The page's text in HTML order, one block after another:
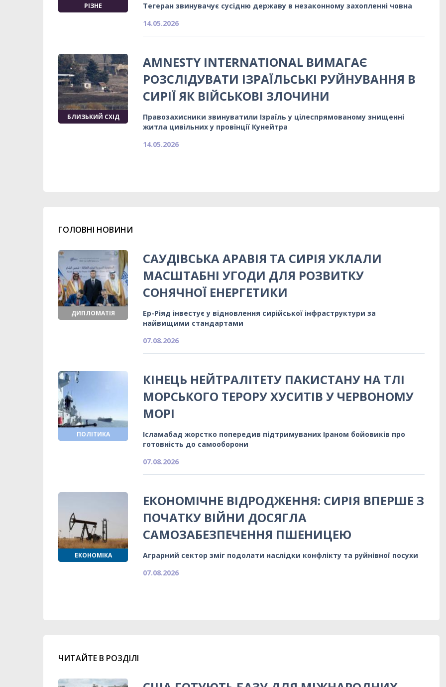
РІЗНЕ
Тегеран звинувачує сусідню державу в незаконному захопленні човна
14.05.2026
БЛИЗЬКИЙ СХІД
AMNESTY INTERNATIONAL ВИМАГАЄ
РОЗСЛІДУВАТИ ІЗРАЇЛЬСЬКІ РУЙНУВАННЯ В
СИРІЇ ЯК ВІЙСЬКОВІ ЗЛОЧИНИ
Правозахисники звинуватили Ізраїль у цілеспрямованому знищенні
житла цивільних у провінції Кунейтра
14.05.2026
ГОЛОВНІ НОВИНИ
ДИПЛОМАТІЯ
САУДІВСЬКА АРАВІЯ ТА СИРІЯ УКЛАЛИ
МАСШТАБНІ УГОДИ ДЛЯ РОЗВИТКУ
СОНЯЧНОЇ ЕНЕРГЕТИКИ
Ер-Ріяд інвестує у відновлення сирійської інфраструктури за
найвищими стандартами
07.08.2026
ПОЛІТИКА
КІНЕЦЬ НЕЙТРАЛІТЕТУ ПАКИСТАНУ НА ТЛІ
МОРСЬКОГО ТЕРОРУ ХУСИТІВ У ЧЕРВОНОМУ
МОРІ
Ісламабад жорстко попередив підтримуваних Іраном бойовиків про
готовність до самооборони
07.08.2026
ЕКОНОМІКА
ЕКОНОМІЧНЕ ВІДРОДЖЕННЯ: СИРІЯ ВПЕРШЕ З
ПОЧАТКУ ВІЙНИ ДОСЯГЛА
САМОЗАБЕЗПЕЧЕННЯ ПШЕНИЦЕЮ
Аграрний сектор зміг подолати наслідки конфлікту та руйнівної посухи
07.08.2026
ЧИТАЙТЕ В РОЗДІЛІ